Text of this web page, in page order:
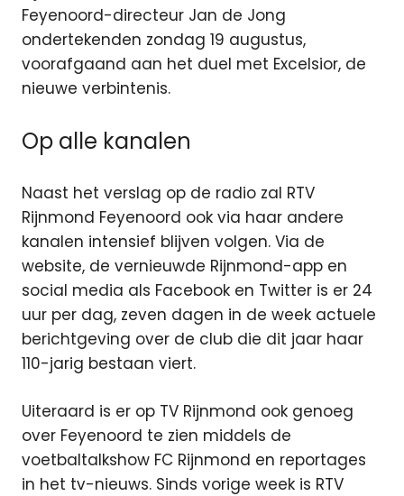
Feyenoord-directeur Jan de Jong
ondertekenden zondag 19 augustus,
voorafgaand aan het duel met Excelsior, de
nieuwe verbintenis.
Op alle kanalen
Naast het verslag op de radio zal RTV
Rijnmond Feyenoord ook via haar andere
kanalen intensief blijven volgen. Via de
website, de vernieuwde Rijnmond-app en
social media als Facebook en Twitter is er 24
uur per dag, zeven dagen in de week actuele
berichtgeving over de club die dit jaar haar
110-jarig bestaan viert.
Uiteraard is er op TV Rijnmond ook genoeg
over Feyenoord te zien middels de
voetbaltalkshow FC Rijnmond en reportages
in het tv-nieuws. Sinds vorige week is RTV